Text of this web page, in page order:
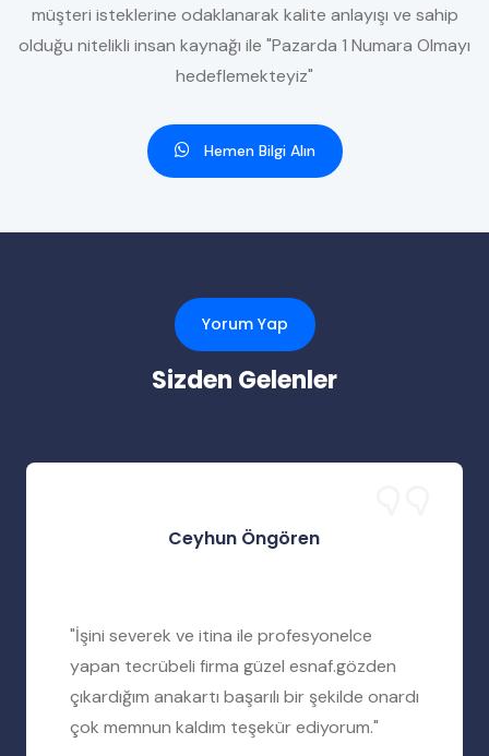
müşteri isteklerine odaklanarak kalite anlayışı ve sahip
olduğu nitelikli insan kaynağı ile "Pazarda 1 Numara Olmayı
hedeflemekteyiz"
Hemen Bilgi Alın
Yorum Yap
Sizden Gelenler
Ceyhun Öngören
"İşini severek ve itina ile profesyonelce
yapan tecrübeli firma güzel esnaf.gözden
çıkardığım anakartı başarılı bir şekilde onardı
çok memnun kaldım teşekür ediyorum."